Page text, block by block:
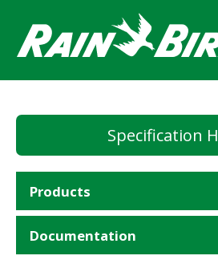
main
content
Specification
Products
Documentation